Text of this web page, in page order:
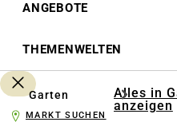
ANGEBOTE
THEMENWELTEN
Garten
Alles in
anzeigen
MARKT SUCHEN